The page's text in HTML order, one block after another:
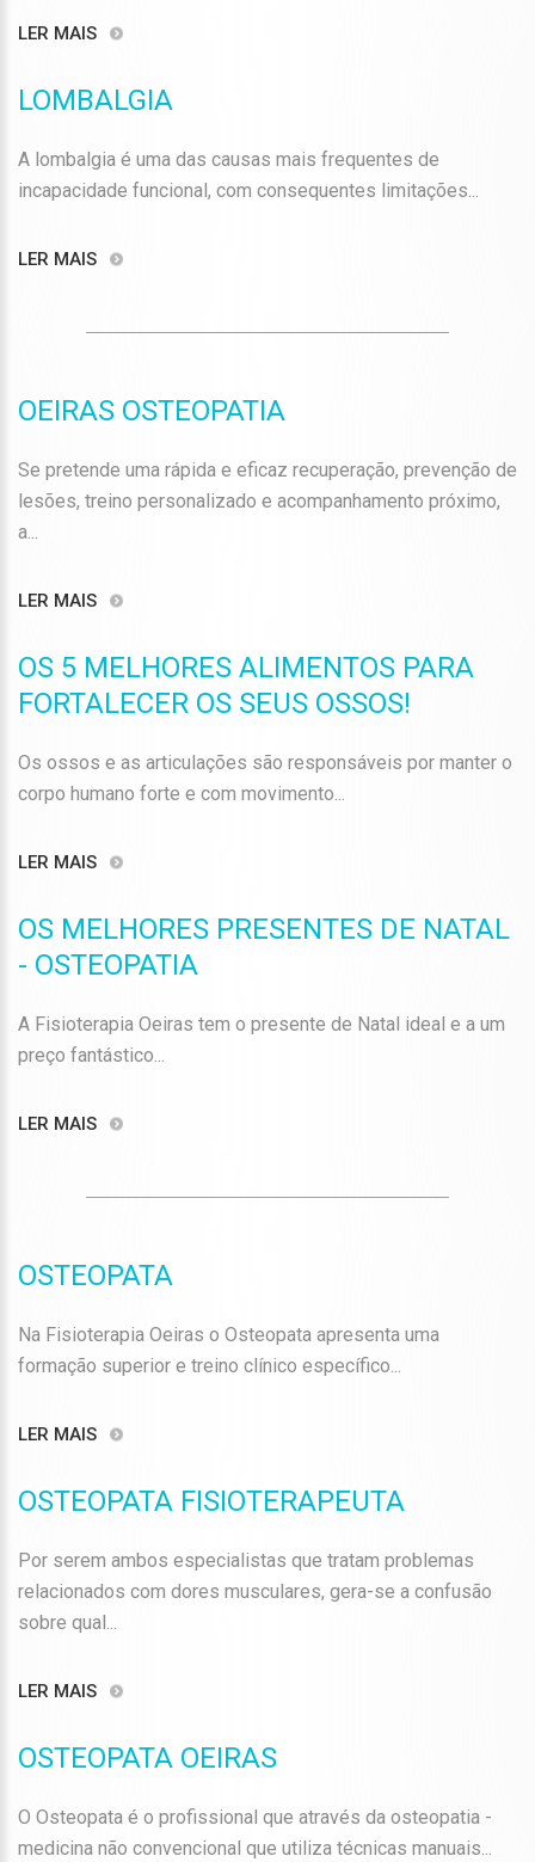
LER MAIS
LOMBALGIA
A lombalgia é uma das causas mais frequentes de
incapacidade funcional, com consequentes limitações...
LER MAIS
OEIRAS OSTEOPATIA
Se pretende uma rápida e eficaz recuperação, prevenção de
lesões, treino personalizado e acompanhamento próximo,
a...
LER MAIS
OS 5 MELHORES ALIMENTOS PARA
FORTALECER OS SEUS OSSOS!
Os ossos e as articulações são responsáveis ​​por manter o
corpo humano forte e com movimento...
LER MAIS
OS MELHORES PRESENTES DE NATAL
- OSTEOPATIA
A Fisioterapia Oeiras tem o presente de Natal ideal e a um
preço fantástico...
LER MAIS
OSTEOPATA
Na Fisioterapia Oeiras o Osteopata apresenta uma
formação superior e treino clínico específico...
LER MAIS
OSTEOPATA FISIOTERAPEUTA
Por serem ambos especialistas que tratam problemas
relacionados com dores musculares, gera-se a confusão
sobre qual...
LER MAIS
OSTEOPATA OEIRAS
O Osteopata é o profissional que através da osteopatia -
medicina não convencional que utiliza técnicas manuais...